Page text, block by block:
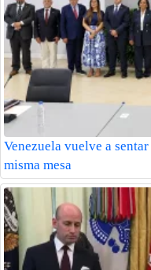
Venezuela vuelve a
misma mesa